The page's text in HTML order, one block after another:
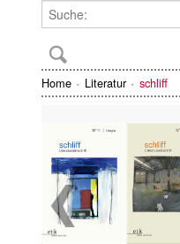
Home Literatur schliff